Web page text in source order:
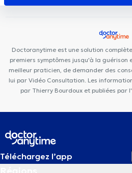
être
Cabinet Médical H&N Clinic
Soul By The Lab
HSPC Health & Sports Performance
Doctoranytime est une solution
premiers symptômes jusqu'à la
meilleur praticien, de demander des
lui par Vidéo Consultation. Les
par Thierry Bourdoux et publiées par
Téléchargez l’app